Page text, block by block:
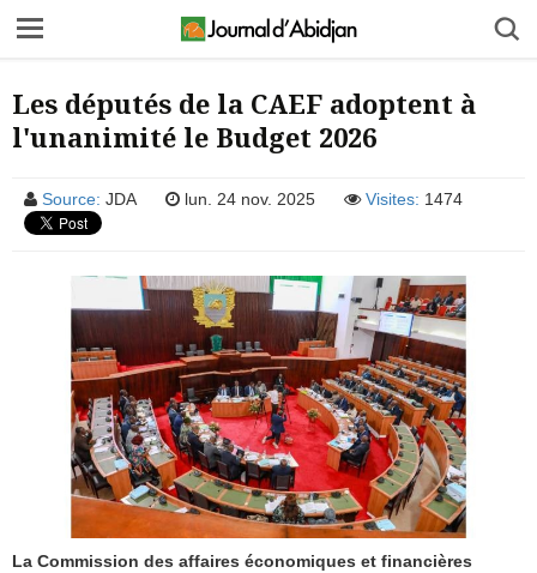
Les députés de la CAEF adoptent à
l'unanimité le Budget 2026
Source: JDA lun. 24 nov. 2025 Visites: 1474
La Commission des affaires économiques et financières